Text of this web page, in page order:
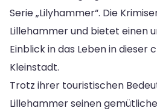
Serie „Lilyhammer“. Die
Lillehammer und bietet einen
Einblick in das Leben in dieser
Kleinstadt.
Trotz ihrer touristischen
Lillehammer seinen